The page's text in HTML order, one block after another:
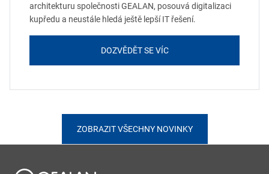
architekturu společnosti GEALAN, posouvá digitalizaci
kupředu a neustále hledá ještě lepší IT řešení.
DOZVĚDĚT SE VÍC
ZOBRAZIT VŠECHNY NOVINKY